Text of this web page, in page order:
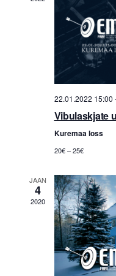
22.01.2022 15:00
Vibulaskjate
Kuremaa loss
20€ – 25€
JAAN
4
2020